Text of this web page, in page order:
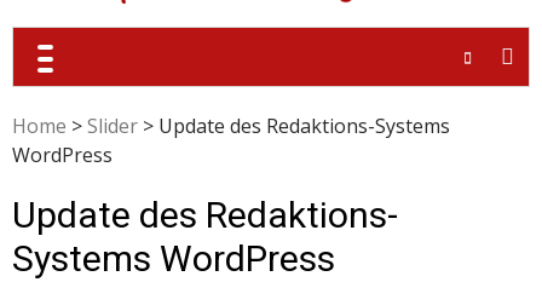
Home >Slider > Update des Redaktions-Systems
WordPress
Update des Redaktions-
Systems WordPress